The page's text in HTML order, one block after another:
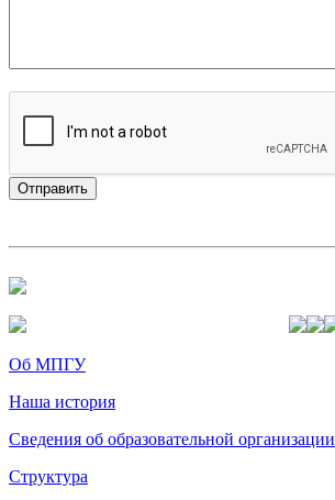
Об МПГУ
Наша история
Сведения об образовательной организации
Структура